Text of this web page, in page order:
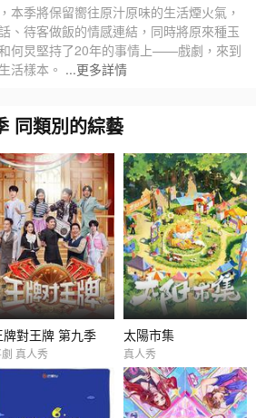
本季將保留嚮往原汁原味的生活煙火氣，
、待客做飯的情感連結，同時將原來種玉
何炅堅持了20年的事情上——戲劇，來到
活樣本。 ...更多詳情
同類別的綜藝
牌對王牌 第九季
真人秀
太陽市集
真人秀